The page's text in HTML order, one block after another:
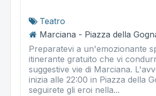
Teatro
Marciana - Piazza della
Preparatevi a un'emozionante
itinerante gratuito che vi
suggestive vie di Marciana.
inizia alle 22:00 in Piazza della
seguirete gli eroi nella...